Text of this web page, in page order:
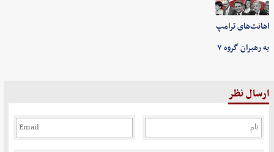
اهانت‌های ترامپ
به رهبران گروه ۷
ارسال نظر